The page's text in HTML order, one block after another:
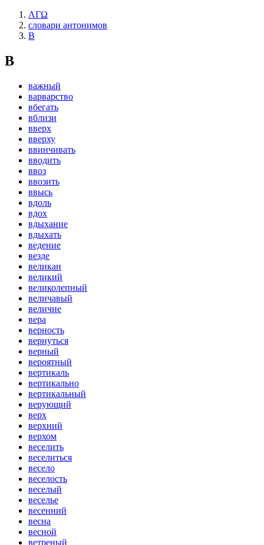
ΛΓΩ
словари антонимов
В
В
важный
варварство
вбегать
вблизи
вверх
вверху
ввинчивать
вводить
ввоз
ввозить
ввысь
вдоль
вдох
вдыхание
вдыхать
ведение
везде
великан
великий
великолепный
величавый
величие
вера
верность
вернуться
верный
вероятный
вертикаль
вертикально
вертикальный
верующий
верх
верхний
верхом
веселить
веселиться
весело
веселость
веселый
веселье
весенний
весна
весной
ветреный